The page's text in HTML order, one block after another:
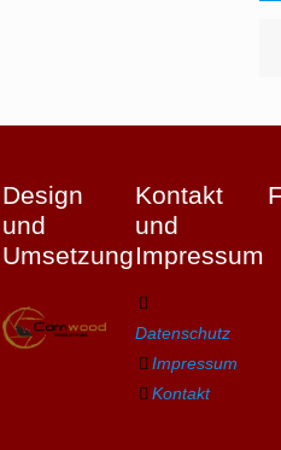
Design
und
Umsetzung
Kontakt
und
Impressum
Datenschutz
Impressum
Kontakt